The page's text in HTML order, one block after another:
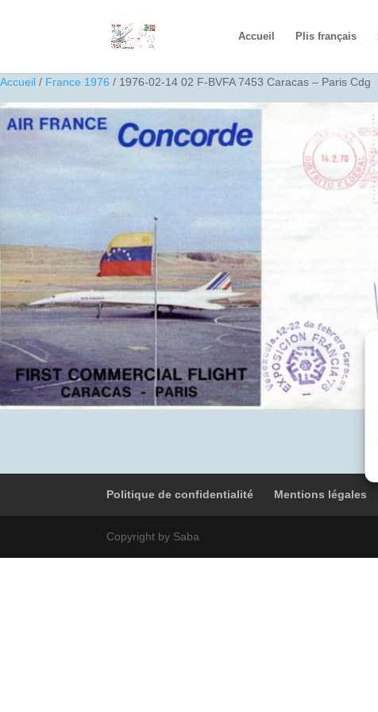
Accueil Plis français
Accueil / France 1976 / 1976-02-14 02 F-BVFA 7453 Caracas – Paris Cdg
Politique de confidentialité Mentions légales
Copyright by Saba